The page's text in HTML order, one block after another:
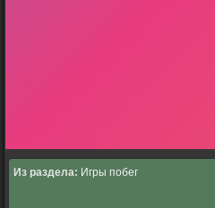
Из раздела: Игры побег